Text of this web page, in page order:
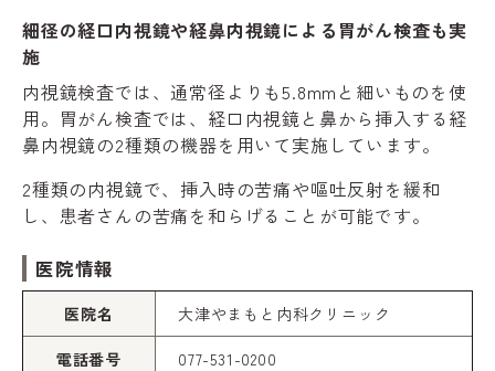
細径の経口内視鏡や経鼻内視鏡による胃がん検査も実
施
内視鏡検査では、通常径よりも5.8mmと細いものを使
用。胃がん検査では、経口内視鏡と鼻から挿入する経
鼻内視鏡の2種類の機器を用いて実施しています。
2種類の内視鏡で、挿入時の苦痛や嘔吐反射を緩和
し、患者さんの苦痛を和らげることが可能です。
医院情報
医院名 大津やまもと内科クリニック
電話番号 077-531-0200